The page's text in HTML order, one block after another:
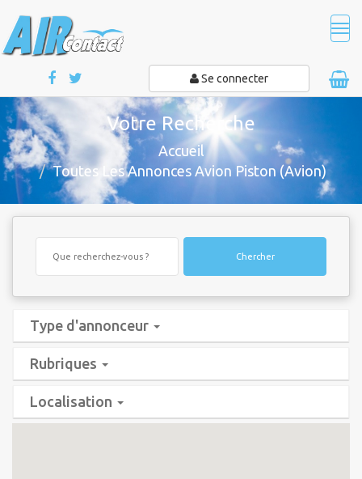
Se connecter
Votre Recherche
Accueil
Toutes Les Annonces Avion Piston (Avion)
Chercher
Type d'annonceur
Rubriques
Localisation